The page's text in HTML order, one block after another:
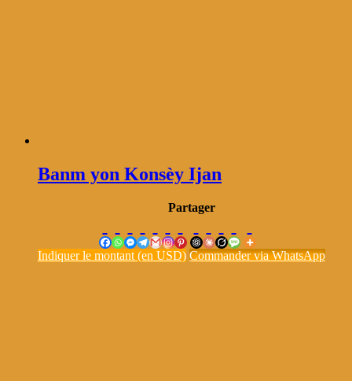
Banm yon Konsèy Ijan
Partager
Indiquer le montant (en USD) Commander via WhatsApp